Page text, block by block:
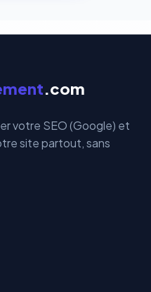
.com
votre SEO (Google) et
site partout, sans